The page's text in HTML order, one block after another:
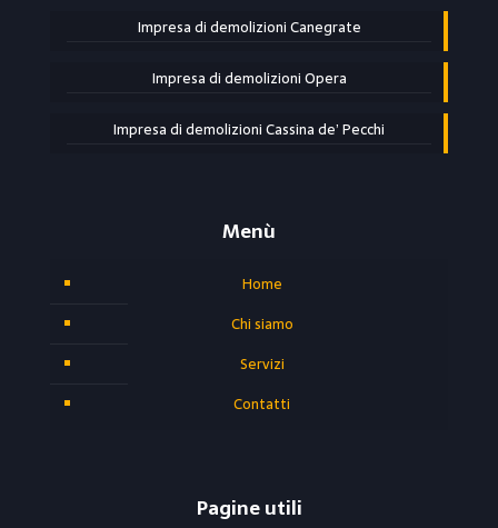
Impresa di demolizioni Canegrate
Impresa di demolizioni Opera
Impresa di demolizioni Cassina de’ Pecchi
Menù
Home
Chi siamo
Servizi
Contatti
Pagine utili